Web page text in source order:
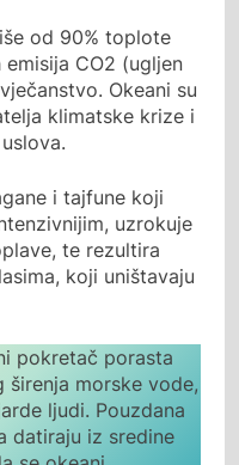
od 90% toplote
CO2 (ugljen
Okeani su
klimatske krize i
i tajfune koji
uzrokuje
te rezultira
koji uništavaju
pokretač porasta
morske vode,
ljudi. Pouzdana
datiraju iz sredine